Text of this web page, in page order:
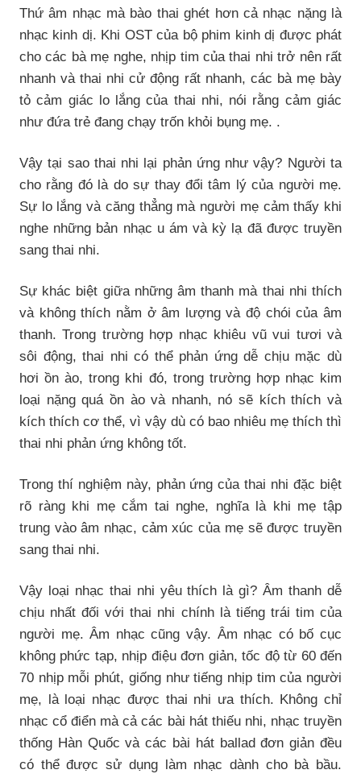
Thứ âm nhạc mà bào thai ghét hơn cả nhạc nặng là
nhạc kinh dị. Khi OST của bộ phim kinh dị được phát
cho các bà mẹ nghe, nhịp tim của thai nhi trở nên rất
nhanh và thai nhi cử động rất nhanh, các bà mẹ bày
tỏ cảm giác lo lắng của thai nhi, nói rằng cảm giác
như đứa trẻ đang chạy trốn khỏi bụng mẹ. .
Vậy tại sao thai nhi lại phản ứng như vậy? Người ta
cho rằng đó là do sự thay đổi tâm lý của người mẹ.
Sự lo lắng và căng thẳng mà người mẹ cảm thấy khi
nghe những bản nhạc u ám và kỳ lạ đã được truyền
sang thai nhi.
Sự khác biệt giữa những âm thanh mà thai nhi thích
và không thích nằm ở âm lượng và độ chói của âm
thanh. Trong trường hợp nhạc khiêu vũ vui tươi và
sôi động, thai nhi có thể phản ứng dễ chịu mặc dù
hơi ồn ào, trong khi đó, trong trường hợp nhạc kim
loại nặng quá ồn ào và nhanh, nó sẽ kích thích và
kích thích cơ thể, vì vậy dù có bao nhiêu mẹ thích thì
thai nhi phản ứng không tốt.
Trong thí nghiệm này, phản ứng của thai nhi đặc biệt
rõ ràng khi mẹ cắm tai nghe, nghĩa là khi mẹ tập
trung vào âm nhạc, cảm xúc của mẹ sẽ được truyền
sang thai nhi.
Vậy loại nhạc thai nhi yêu thích là gì? Âm thanh dễ
chịu nhất đối với thai nhi chính là tiếng trái tim của
người mẹ. Âm nhạc cũng vậy. Âm nhạc có bố cục
không phức tạp, nhịp điệu đơn giản, tốc độ từ 60 đến
70 nhịp mỗi phút, giống như tiếng nhịp tim của người
mẹ, là loại nhạc được thai nhi ưa thích. Không chỉ
nhạc cổ điển mà cả các bài hát thiếu nhi, nhạc truyền
thống Hàn Quốc và các bài hát ballad đơn giản đều
có thể được sử dụng làm nhạc dành cho bà bầu.